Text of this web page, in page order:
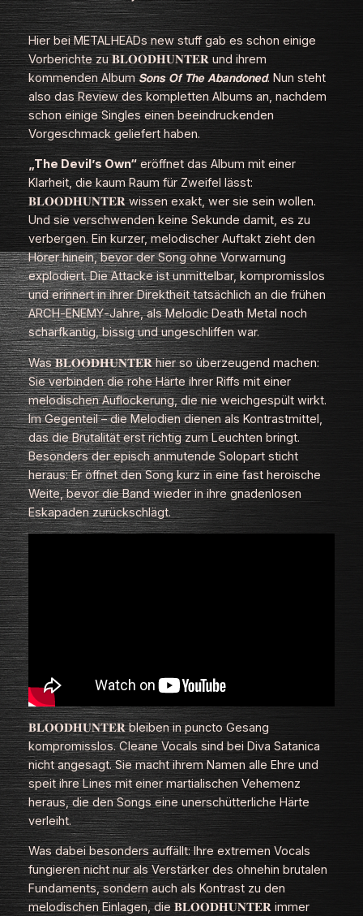
Hier beiMETALHEADs new stuffgab es schon einige
Vorberichte zu 𝐁𝐋𝐎𝐎𝐃𝐇𝐔𝐍𝐓𝐄𝐑 und ihrem
kommenden Album 𝙎𝙤𝙣𝙨 𝙊𝙛 𝙏𝙝𝙚 𝘼𝙗𝙖𝙣𝙙𝙤𝙣𝙚𝙙. Nun steht
also das Review des kompletten Albums an, nachdem
schon einige Singles einen beeindruckenden
Vorgeschmack geliefert haben.
„The Devil’s Own“eröffnet das Album mit einer
Klarheit, die kaum Raum für Zweifel lässt:
𝐁𝐋𝐎𝐎𝐃𝐇𝐔𝐍𝐓𝐄𝐑 wissen exakt, wer sie sein wollen.
Und sie verschwenden keine Sekunde damit, es zu
verbergen. Ein kurzer, melodischer Auftakt zieht den
Hörer hinein, bevor der Song ohne Vorwarnung
explodiert. Die Attacke ist unmittelbar, kompromisslos
und erinnert in ihrer Direktheit tatsächlich an die frühen
ARCH‑ENEMY‑Jahre, als Melodic Death Metal noch
scharfkantig, bissig und ungeschliffen war.
Was 𝐁𝐋𝐎𝐎𝐃𝐇𝐔𝐍𝐓𝐄𝐑 hier so überzeugend machen:
Sie verbinden die rohe Härte ihrer Riffs mit einer
melodischen Auflockerung, die nie weichgespült wirkt.
Im Gegenteil – die Melodien dienen als Kontrastmittel,
das die Brutalität erst richtig zum Leuchten bringt.
Besonders der episch anmutende Solopart sticht
heraus: Er öffnet den Song kurz in eine fast heroische
Weite, bevor die Band wieder in ihre gnadenlosen
Eskapaden zurückschlägt.
𝐁𝐋𝐎𝐎𝐃𝐇𝐔𝐍𝐓𝐄𝐑 bleiben in puncto Gesang
kompromisslos. Cleane Vocals sind bei Diva Satanica
nicht angesagt. Sie macht ihrem Namen alle Ehre und
speit ihre Lines mit einer martialischen Vehemenz
heraus, die den Songs eine unerschütterliche Härte
verleiht.
Was dabei besonders auffällt: Ihre extremen Vocals
fungieren nicht nur als Verstärker des ohnehin brutalen
Fundaments, sondern auch als Kontrast zu den
melodischen Einlagen, die 𝐁𝐋𝐎𝐎𝐃𝐇𝐔𝐍𝐓𝐄𝐑 immer